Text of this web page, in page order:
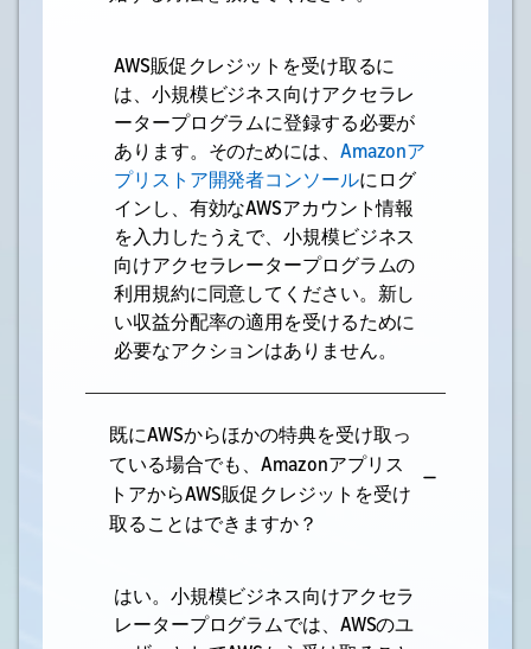
AWS販促クレジットを受け取るに
は、小規模ビジネス向けアクセラレ
ータープログラムに登録する必要が
あります。そのためには、 Amazonア
プリストア開発者コンソールにログ
インし、有効なAWSアカウント情報
を入力したうえで、小規模ビジネス
向けアクセラレータープログラムの
利用規約に同意してください。新し
い収益分配率の適用を受けるために
必要なアクションはありません。
既にAWSからほかの特典を受け取っ
ている場合でも、Amazonアプリス
トアからAWS販促クレジットを受け
取ることはできますか？
はい。小規模ビジネス向けアクセラ
レータープログラムでは、AWSのユ